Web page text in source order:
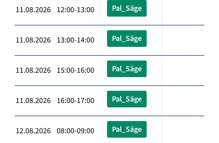
11.08.2026 12:00-13:00 Pal_Säge
11.08.2026 13:00-14:00 Pal_Säge
11.08.2026 15:00-16:00 Pal_Säge
11.08.2026 16:00-17:00 Pal_Säge
12.08.2026 08:00-09:00 Pal_Säge